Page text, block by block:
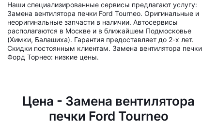
Наши специализированные сервисы предлагают услугу:
Замена вентилятора печки Ford Tourneo. Оригинальные и
неоригинальные запчасти в наличии. Автосервисы
располагаются в Москве и в ближайшем Подмосковье
(Химки, Балашиха). Гарантия предоставляет до 2-х лет.
Скидки постоянным клиентам. Замена вентилятора печки
Форд Торнео: низкие цены.
Цена - Замена вентилятора
печки Ford Tourneo